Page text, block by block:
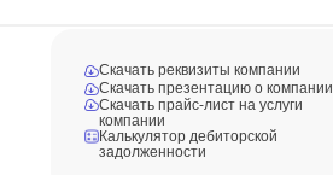
Скачать реквизиты компании
Скачать презентацию о компании
Скачать прайс-лист на услуги
компании
Калькулятор дебиторской
задолженности